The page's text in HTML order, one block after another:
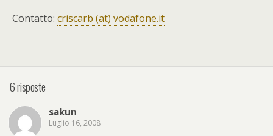
Contatto: criscarb (at) vodafone.it
6 risposte
sakun
Luglio 16, 2008